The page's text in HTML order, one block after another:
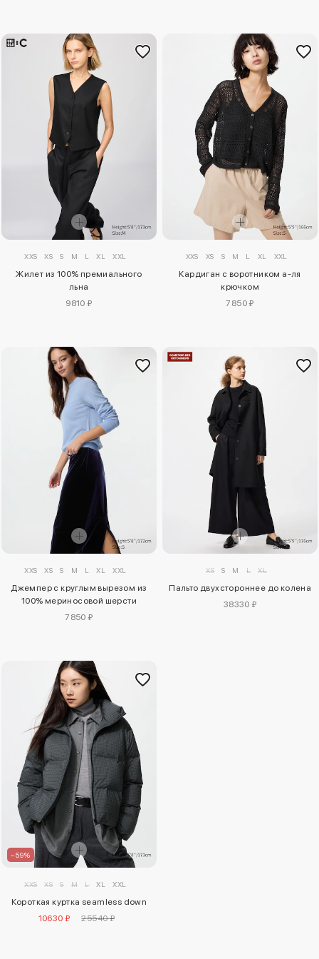
XXS XS S M L XL XXL
Жилет из 100% премиального
льна
9810 ₽
XXS XS S M L XL XXL
Кардиган с воротником а-ля
крючком
7850 ₽
XXS XS S M L XL XXL
Джемпер с круглым вырезом из
100% мериносовой шерсти
7850 ₽
XS S M L XL
Пальто двухстороннее до колена
38330 ₽
–59%
XXS XS S M L XL XXL
Короткая куртка seamless down
10630 ₽
25540 ₽